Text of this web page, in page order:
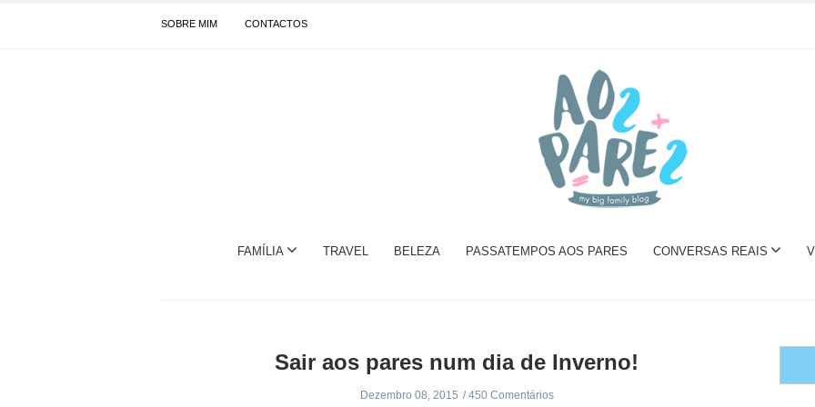
SOBRE MIM CONTACTOS
FAMÍLIA TRAVEL BELEZA PASSATEMPOS AOS PARES CONVERSAS REAIS
Sair aos pares num dia de Inverno!
Dezembro 08, 2015 450 Comentários